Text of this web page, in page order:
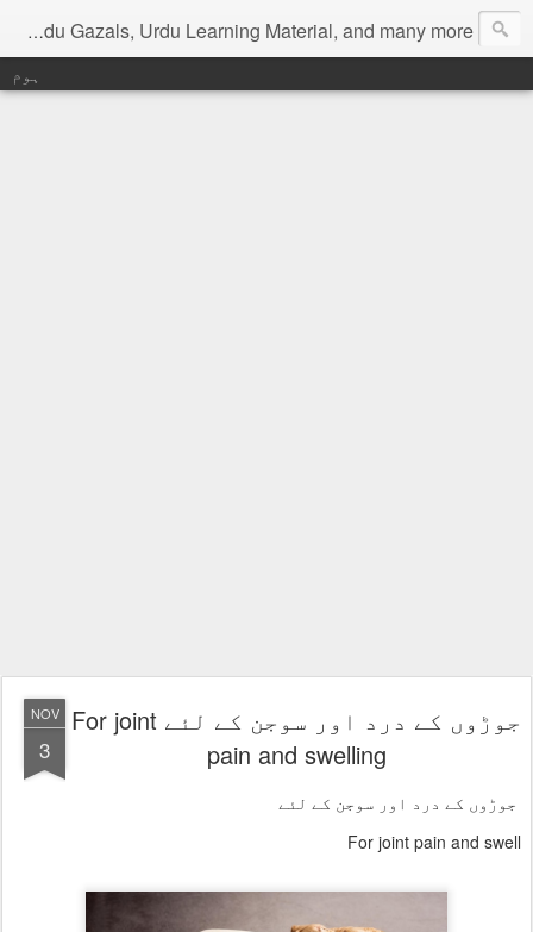
Digital Urdu Magazine to represent Urdu Literature, Urdu News, Health related materials, various function news of Urdu, Beauty tips, Kitchen tips, Urdu Poetry, Urdu Gazals, Urdu Learning Material, and many more.
ہوم
NOV
3
جوڑوں کے درد اور سوجن کے لئے For joint
pain and swelling
جوڑوں کے درد اور سوجن کے لئے
For joint pain and swell